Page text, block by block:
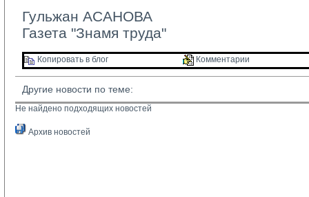
Гульжан АСАНОВА
Газета "Знамя труда"
Копировать в блог Комментарии
Другие новости по теме:
Не найдено подходящих новостей
Архив новостей